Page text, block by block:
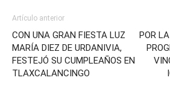
Artículo anterior
CON UNA GRAN FIESTA LUZ
MARÍA DIEZ DE URDANIVIA,
FESTEJÓ SU CUMPLEAÑOS EN
TLAXCALANCINGO
POR